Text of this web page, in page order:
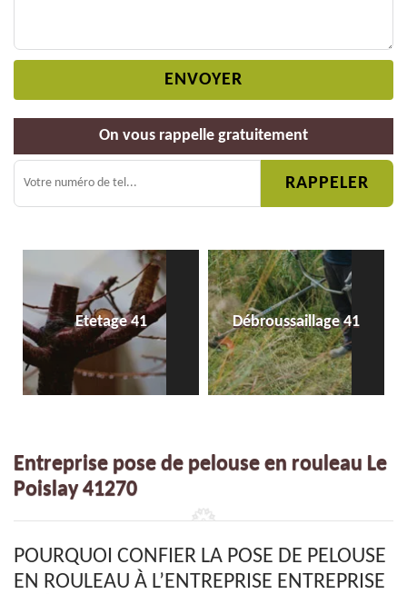
On vous rappelle gratuitement
Etetage 41 Débroussaillage 41
Entreprise pose de pelouse en rouleau Le
Poislay 41270
POURQUOI CONFIER LA POSE DE PELOUSE
EN ROULEAU À L’ENTREPRISE ENTREPRISE